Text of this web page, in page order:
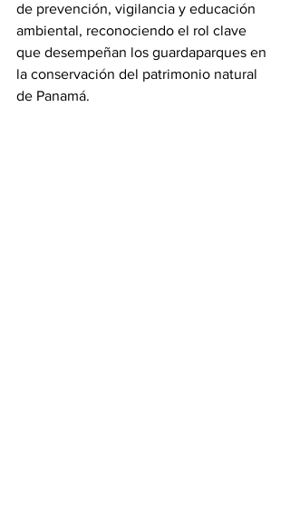
de prevención, vigilancia y educación
ambiental, reconociendo el rol clave
que desempeñan los guardaparques en
la conservación del patrimonio natural
de Panamá.